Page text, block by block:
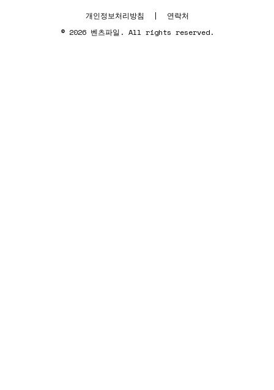
개인정보처리방침 |
연락처
© 2026 벤츠파일. All rights reserved.